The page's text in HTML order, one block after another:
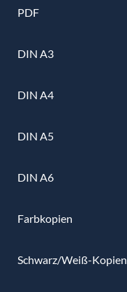
PDF
DIN A3
DIN A4
DIN A5
DIN A6
Farbkopien
Schwarz/Weiß-Kopien